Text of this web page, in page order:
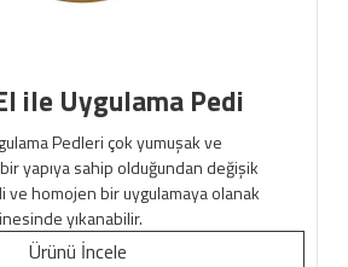
ile Uygulama Pedi
Pedleri çok yumuşak ve
yapıya sahip olduğundan değişik
ve homojen bir uygulamaya olanak
yıkanabilir.
Ürünü İncele